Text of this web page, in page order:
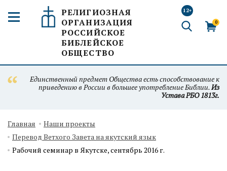
РЕЛИГИОЗНАЯ
ОРГАНИЗАЦИЯ
РОССИЙСКОЕ
БИБЛЕЙСКОЕ
ОБЩЕСТВО
12+
0
Единственный предмет Общества есть способствование к
приведению в России в большее употребление Библии.Из
Устава РБО 1813г.
Главная
Наши проекты
Перевод Ветхого Завета на якутский язык
Рабочий семинар в Якутске, сентябрь 2016 г.